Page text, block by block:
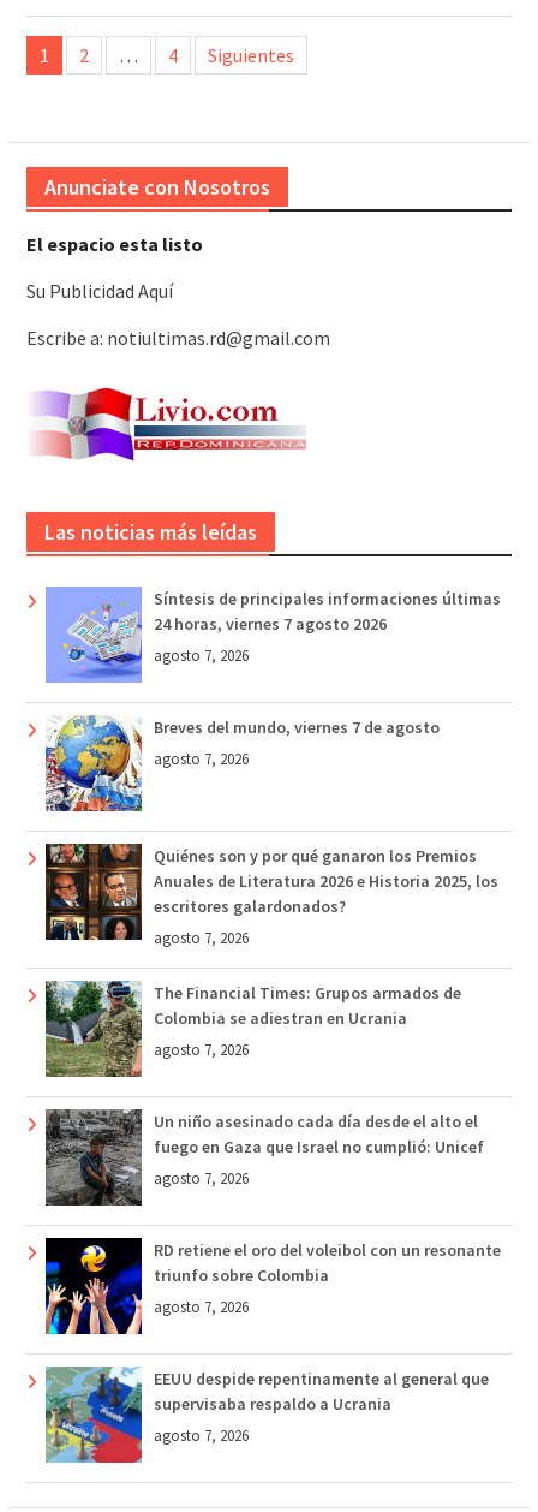
Paginación
de
1 2 … 4 Siguientes
Anunciate con Nosotros
El espacio esta listo
Su Publicidad Aquí
Escribe a: notiultimas.rd@gmail.com
Las noticias más leídas
Síntesis de principales informaciones últimas
24 horas, viernes 7 agosto 2026
agosto 7, 2026
Breves del mundo, viernes 7 de agosto
agosto 7, 2026
Quiénes son y por qué ganaron los Premios
Anuales de Literatura 2026 e Historia 2025, los
escritores galardonados?
agosto 7, 2026
The Financial Times: Grupos armados de
Colombia se adiestran en Ucrania
agosto 7, 2026
Un niño asesinado cada día desde el alto el
fuego en Gaza que Israel no cumplió: Unicef
agosto 7, 2026
RD retiene el oro del voleibol con un resonante
triunfo sobre Colombia
agosto 7, 2026
EEUU despide repentinamente al general que
supervisaba respaldo a Ucrania
agosto 7, 2026